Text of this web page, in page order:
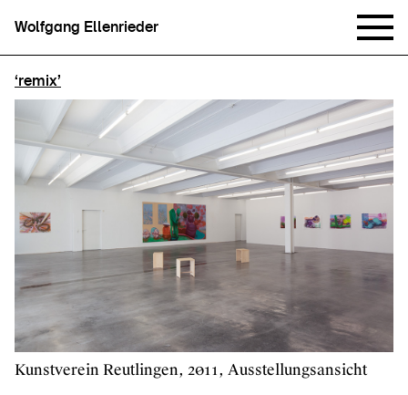
Wolfgang Ellenrieder
‘remix’
Kunstverein Reutlingen, 2011, Ausstellungsansicht